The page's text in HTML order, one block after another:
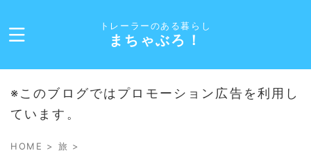
トレーラーのある暮らし
まちゃぶろ！
※このブログではプロモーション広告を利用し
ています。
HOME > 旅 >